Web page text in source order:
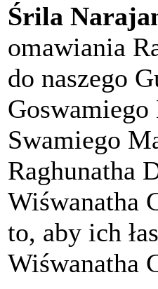
Śrila
omawiania
do naszego
Swamiego
Raghunatha
Wiśwanatha
to, aby ich
Wiśwanatha